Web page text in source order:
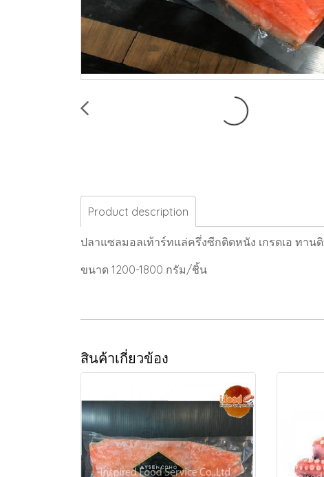
Product description
ปลาแซลมอลเท้าร์ทแล่ครึ่งซีกติดหนัง เกรดเอ ทาน
ขนาด 1200-1800 กรัม/ชิ้น
สินค้าเกี่ยวข้อง